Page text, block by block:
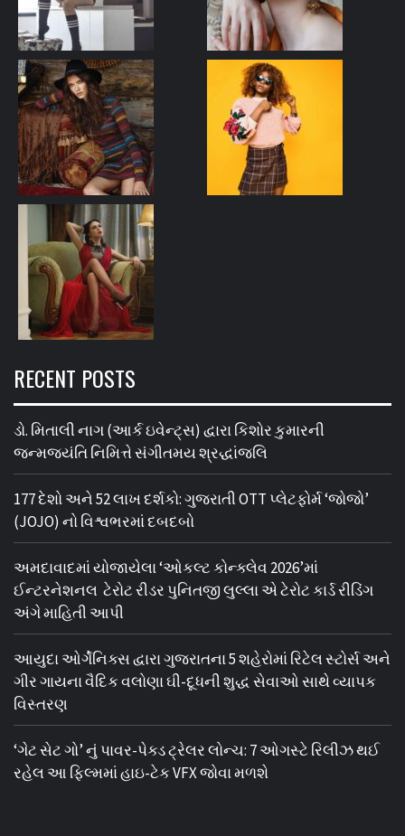
RECENT POSTS
ડો. મિતાલી નાગ (આર્ક ઇવેન્ટ્સ) દ્વારા કિશોર કુમારની
જન્મજયંતિ નિમિત્તે સંગીતમય શ્રદ્ધાંજલિ
177 દેશો અને 52 લાખ દર્શકો: ગુજરાતી OTT પ્લેટફોર્મ ‘જોજો’
(JOJO) નો વિશ્વભરમાં દબદબો
અમદાવાદમાં યોજાયેલા ‘ઓકલ્ટ કોન્ક્લેવ 2026’માં
ઈન્ટરનેશનલ ટેરોટ રીડર પુનિતજી લુલ્લા એ ટેરોટ કાર્ડ રીડિંગ
અંગે માહિતી આપી
આયુદા ઓર્ગેનિક્સ દ્વારા ગુજરાતના 5 શહેરોમાં રિટેલ સ્ટોર્સ અને
ગીર ગાયના વૈદિક વલોણા ઘી-દૂધની શુદ્ધ સેવાઓ સાથે વ્યાપક
વિસ્તરણ
‘ગેટ સેટ ગો’ નું પાવર-પેક્ડ ટ્રેલર લોન્ચ: 7 ઓગસ્ટે રિલીઝ થઈ
રહેલ આ ફિલ્મમાં હાઇ-ટેક VFX જોવા મળશે